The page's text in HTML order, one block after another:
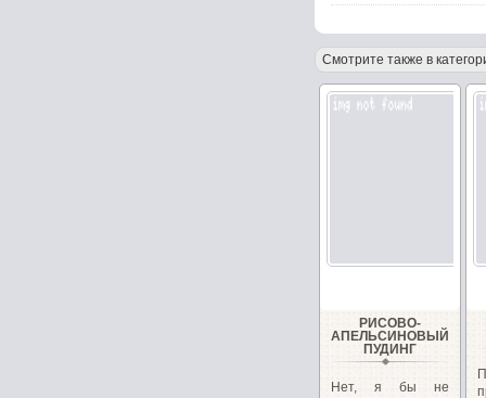
Смотрите также в
РИСОВО-
АПЕЛЬСИНОВЫЙ
ПУДИНГ
Нет, я бы не